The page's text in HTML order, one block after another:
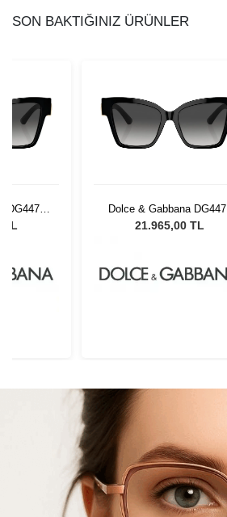
SON BAKTIĞINIZ ÜRÜNLER
Güneş
TL
Dolce & Gabbana DG4470
501/8G 54 Kadın Güneş
21.965,00 TL